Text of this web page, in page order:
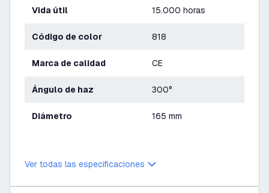
Vida útil 15.000 horas
Código de color 818
Marca de calidad CE
Ángulo de haz 300°
Diámetro 165 mm
Ver todas las especificaciones